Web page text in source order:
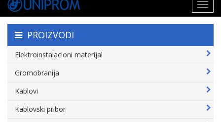
PROIZVODI
Elektroinstalacioni materijal
Gromobranija
Kablovi
Kablovski pribor